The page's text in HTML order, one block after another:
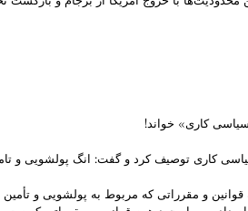
کاری» خواند!
و مقرراتی که مربوط به پولشویی و تأمین